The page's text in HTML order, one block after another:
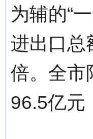
为辅的“
进出口总
倍。全市
96.5亿元